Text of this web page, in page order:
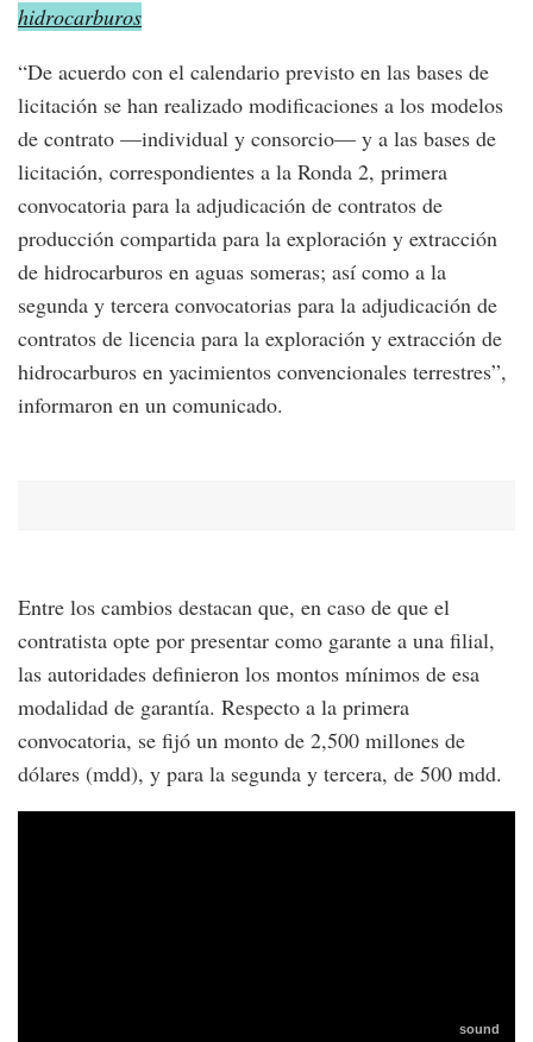
hidrocarburos
“De acuerdo con el calendario previsto en las bases de
licitación se han realizado modificaciones a los modelos
de contrato —individual y consorcio— y a las bases de
licitación, correspondientes a la Ronda 2, primera
convocatoria para la adjudicación de contratos de
producción compartida para la exploración y extracción
de hidrocarburos en aguas someras; así como a la
segunda y tercera convocatorias para la adjudicación de
contratos de licencia para la exploración y extracción de
hidrocarburos en yacimientos convencionales terrestres”,
informaron en un comunicado.
Entre los cambios destacan que, en caso de que el
contratista opte por presentar como garante a una filial,
las autoridades definieron los montos mínimos de esa
modalidad de garantía. Respecto a la primera
convocatoria, se fijó un monto de 2,500 millones de
dólares (mdd), y para la segunda y tercera, de 500 mdd.